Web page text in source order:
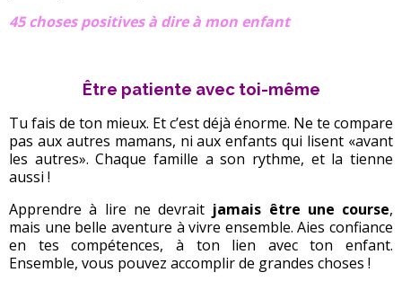
45 choses positives à dire à mon enfant
Être patiente avec toi-même
Tu fais de ton mieux. Et c’est déjà énorme. Ne te compare
pas aux autres mamans, ni aux enfants qui lisent «avant
les autres». Chaque famille a son rythme, et la tienne
aussi !
Apprendre à lire ne devrait jamais être une course,
mais une belle aventure à vivre ensemble. Aies confiance
en tes compétences, à ton lien avec ton enfant.
Ensemble, vous pouvez accomplir de grandes choses !